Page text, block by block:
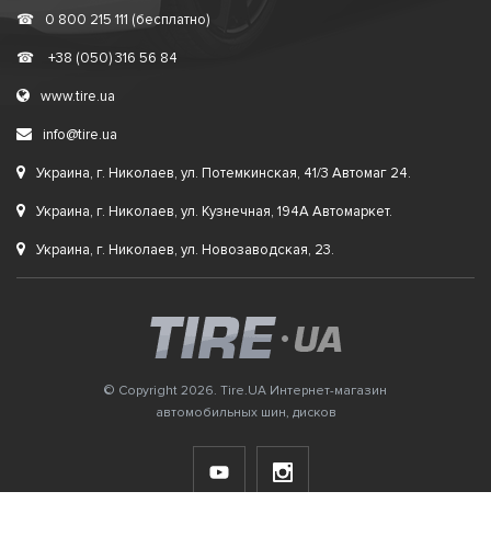
☎ 0 800 215 111 (бесплатно)
☎ +38 (050) 316 56 84
www.tire.ua
info@tire.ua
Украина, г. Николаев, ул. Потемкинская, 41/3 Автомаг 24.
Украина, г. Николаев, ул. Кузнечная, 194А Автомаркет.
Украина, г. Николаев, ул. Новозаводская, 23.
© Copyright 2026. Tire.UA Интернет-магазин
автомобильных шин, дисков